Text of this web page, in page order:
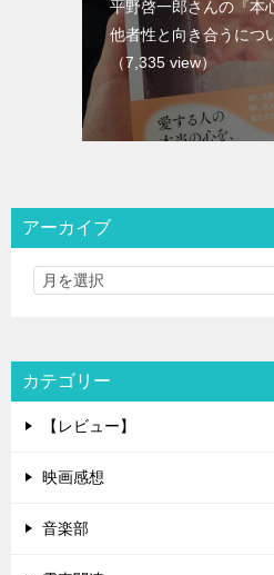
平野啓一郎さんの『本
他者性と向き合うにつ
（7,335 view）
アーカイブ
カテゴリー
【レビュー】
映画感想
音楽部